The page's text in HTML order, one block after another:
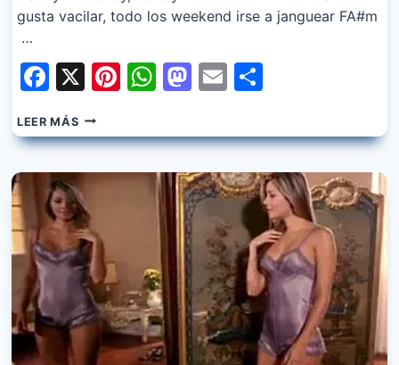
gusta vacilar, todo los weekend irse a janguear FA#m
…
Facebook
X Pinterest
WhatsApp
Mastodon
Email
LEER MÁSPLAN
B
–